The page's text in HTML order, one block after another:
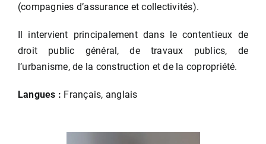
(compagnies d’assurance et collectivités).
Il intervient principalement dans le contentieux de
droit public général, de travaux publics, de
l’urbanisme, de la construction et de la copropriété.
Langues : Français, anglais